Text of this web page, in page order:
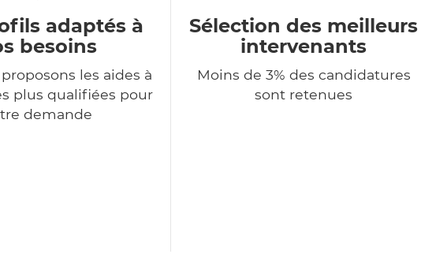
adaptés à
besoins
les aides à
plus qualifiées pour
demande
Sélection des meilleurs
intervenants
Moins de 3% des candidatures
sont retenues